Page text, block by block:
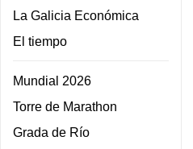
La Galicia Económica
El tiempo
Mundial 2026
Torre de Marathon
Grada de Río